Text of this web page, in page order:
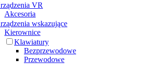
VR
Akcesoria
wskazujące
Kierownice
Klawiatury
Bezprzewodowe
Przewodowe